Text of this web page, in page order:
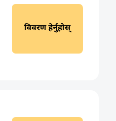
विवरण हेर्नुहोस्